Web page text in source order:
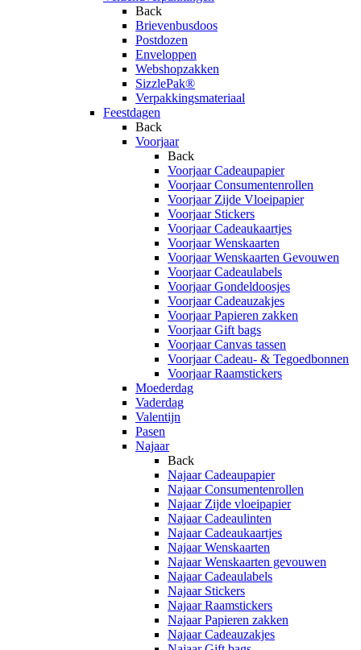
Back
Brievenbusdoos
Postdozen
Enveloppen
Webshopzakken
SizzlePak®
Verpakkingsmateriaal
Feestdagen
Back
Voorjaar
Back
Voorjaar Cadeaupapier
Voorjaar Consumentenrollen
Voorjaar Zijde Vloeipapier
Voorjaar Stickers
Voorjaar Cadeaukaartjes
Voorjaar Wenskaarten
Voorjaar Wenskaarten Gevouwen
Voorjaar Cadeaulabels
Voorjaar Gondeldoosjes
Voorjaar Cadeauzakjes
Voorjaar Papieren zakken
Voorjaar Gift bags
Voorjaar Canvas tassen
Voorjaar Cadeau- & Tegoedbonnen
Voorjaar Raamstickers
Moederdag
Vaderdag
Valentijn
Pasen
Najaar
Back
Najaar Cadeaupapier
Najaar Consumentenrollen
Najaar Zijde vloeipapier
Najaar Cadeaulinten
Najaar Cadeaukaartjes
Najaar Wenskaarten
Najaar Wenskaarten gevouwen
Najaar Cadeaulabels
Najaar Stickers
Najaar Raamstickers
Najaar Papieren zakken
Najaar Cadeauzakjes